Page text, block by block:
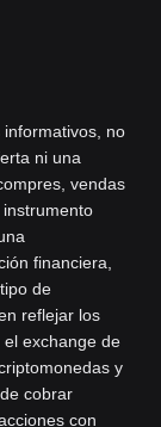
no
ni una
vendas
financiera,
de
reflejar los
exchange de
y
cobrar
con